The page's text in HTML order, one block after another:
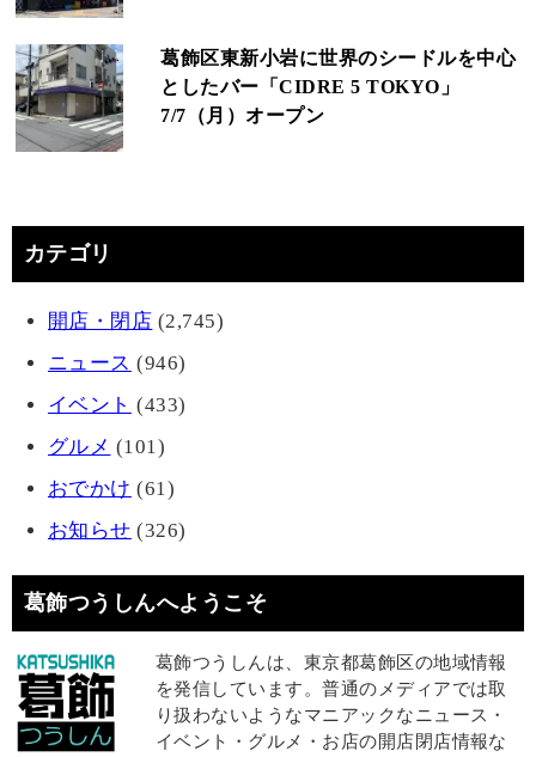
葛飾区東新小岩に世界のシードルを中心
としたバー「CIDRE 5 TOKYO」
7/7（月）オープン
カテゴリ
開店・閉店 (2,745)
ニュース (946)
イベント (433)
グルメ (101)
おでかけ (61)
お知らせ (326)
葛飾つうしんへようこそ
葛飾つうしんは、東京都葛飾区の地域情報
を発信しています。普通のメディアでは取
り扱わないようなマニアックなニュース・
イベント・グルメ・お店の開店閉店情報な